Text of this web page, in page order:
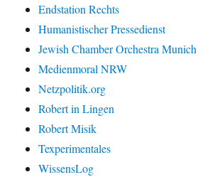
Endstation Rechts
Humanistischer Pressedienst
Jewish Chamber Orchestra Munich
Medienmoral NRW
Netzpolitik.org
Robert in Lingen
Robert Misik
Texperimentales
WissensLog